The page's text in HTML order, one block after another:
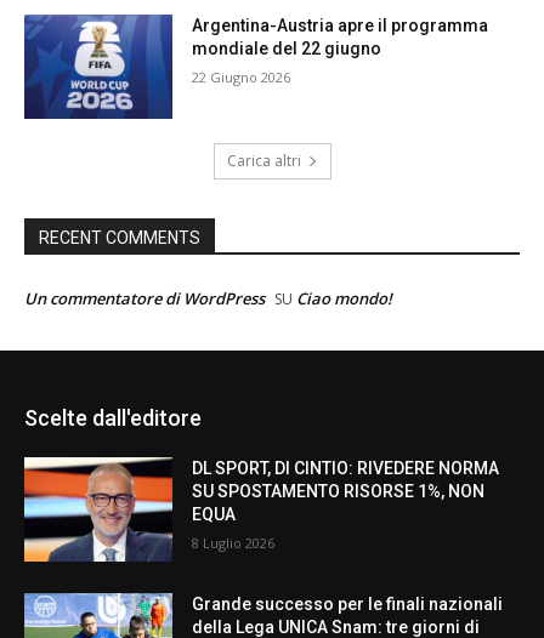
Argentina-Austria apre il programma
mondiale del 22 giugno
22 Giugno 2026
Carica altri
RECENT COMMENTS
Un commentatore di WordPress SU Ciao mondo!
Scelte dall'editore
DL SPORT, DI CINTIO: RIVEDERE NORMA
SU SPOSTAMENTO RISORSE 1%, NON
EQUA
8 Luglio 2026
Grande successo per le finali nazionali
della Lega UNICA Snam: tre giorni di